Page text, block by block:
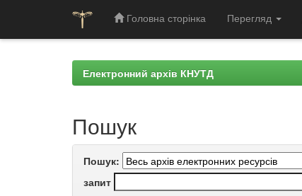
Головна сторінка Перегляд
Електронний архів КНУТД
Пошук
Пошук:
запит